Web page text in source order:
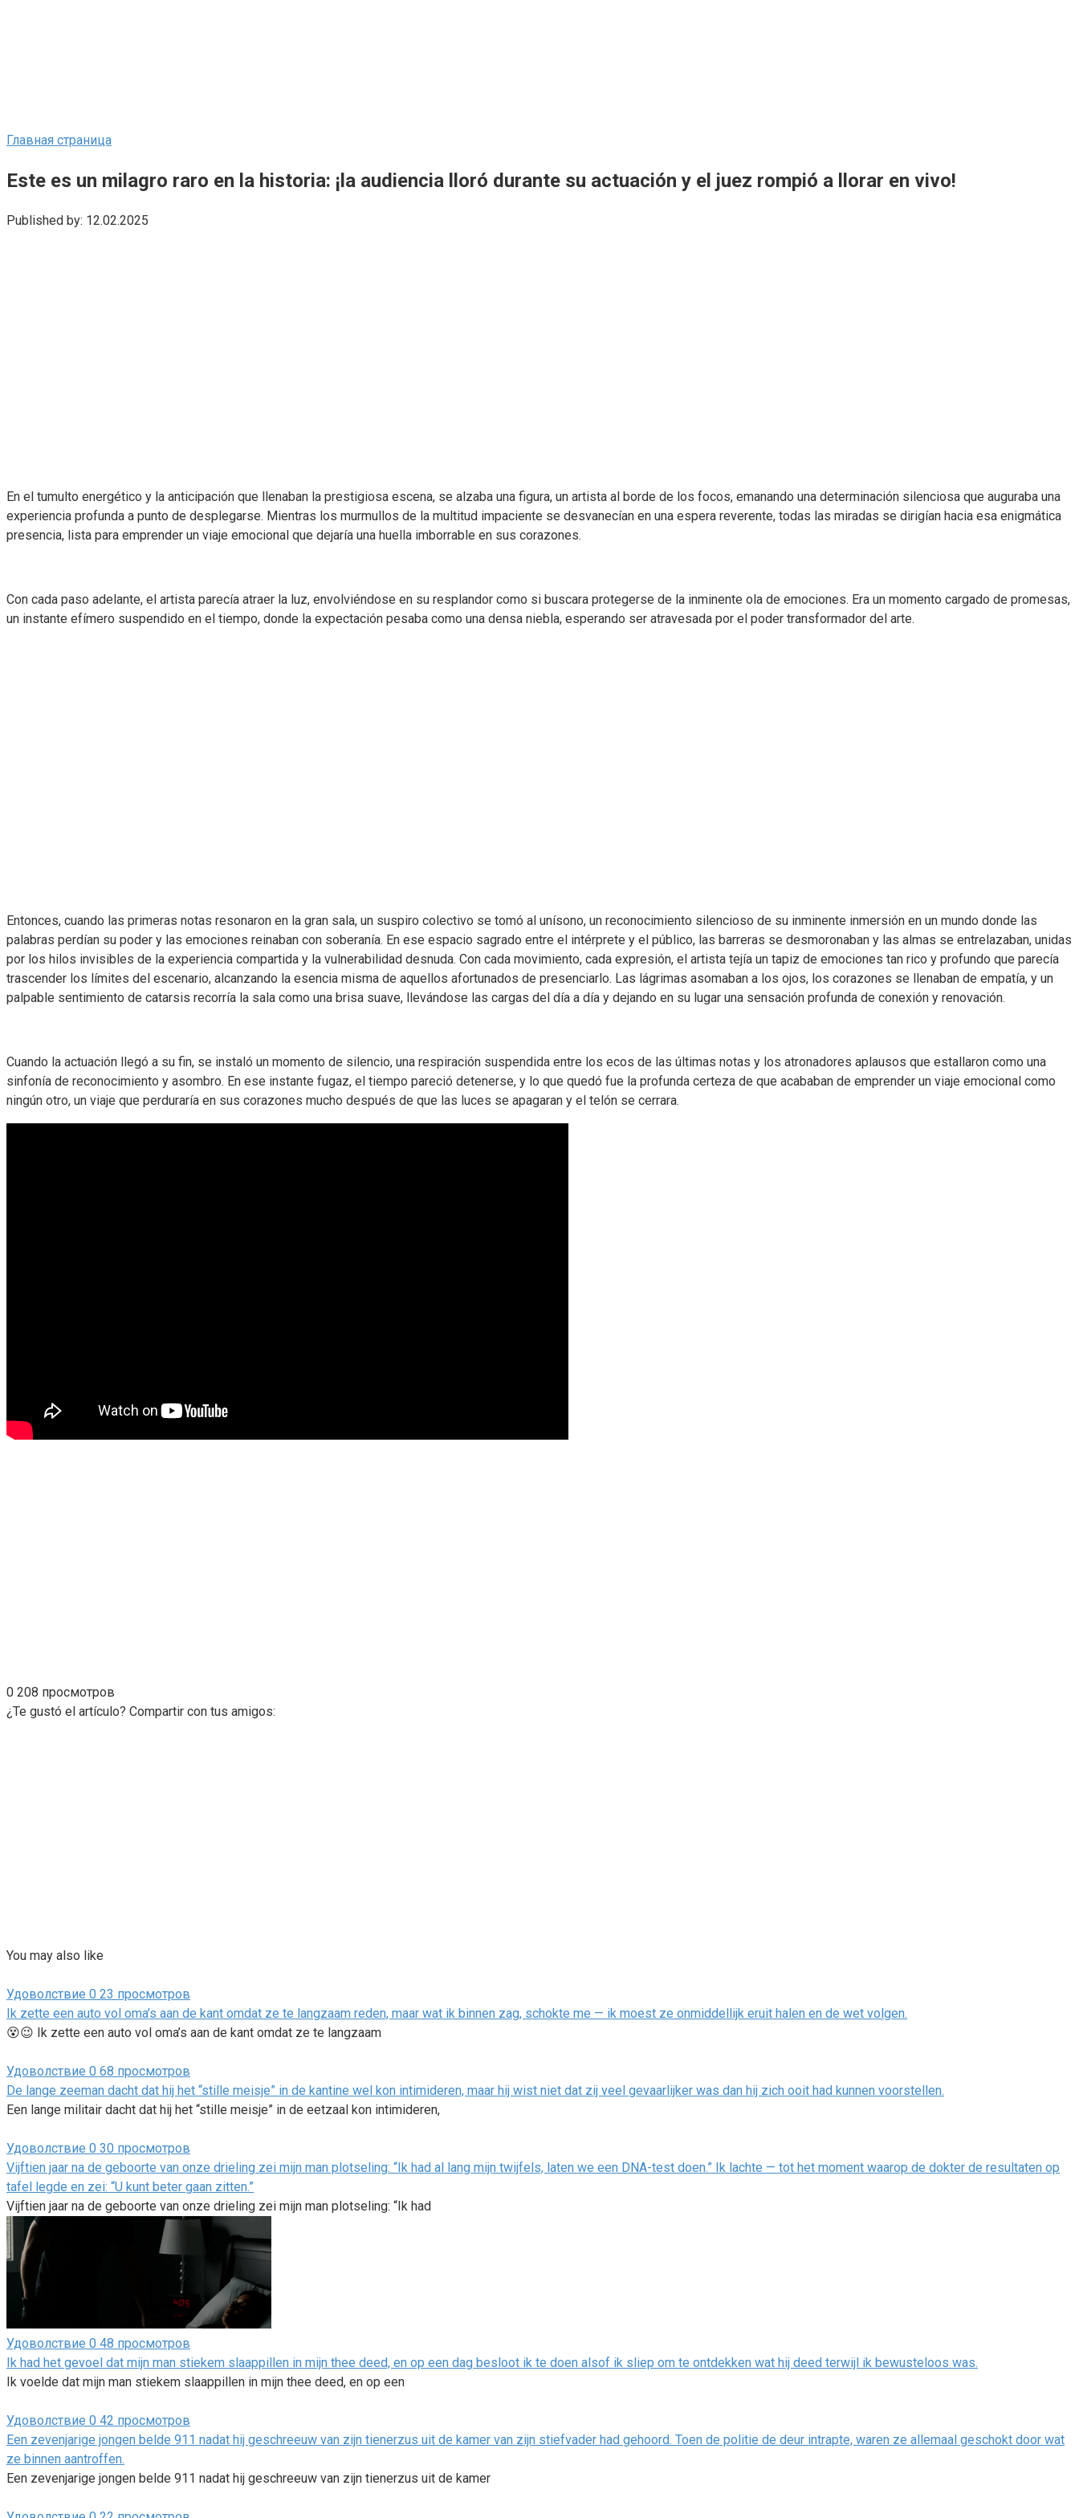
Главная страница
Este es un milagro raro en la historia: ¡la audiencia lloró durante su actuación y el juez rompió a llorar en vivo!
Published by: 12.02.2025
En el tumulto energético y la anticipación que llenaban la prestigiosa escena, se alzaba una figura, un artista al borde de los focos, emanando una determinación silenciosa que auguraba una
experiencia profunda a punto de desplegarse. Mientras los murmullos de la multitud impaciente se desvanecían en una espera reverente, todas las miradas se dirigían hacia esa enigmática
presencia, lista para emprender un viaje emocional que dejaría una huella imborrable en sus corazones.
Con cada paso adelante, el artista parecía atraer la luz, envolviéndose en su resplandor como si buscara protegerse de la inminente ola de emociones. Era un momento cargado de promesas,
un instante efímero suspendido en el tiempo, donde la expectación pesaba como una densa niebla, esperando ser atravesada por el poder transformador del arte.
Entonces, cuando las primeras notas resonaron en la gran sala, un suspiro colectivo se tomó al unísono, un reconocimiento silencioso de su inminente inmersión en un mundo donde las
palabras perdían su poder y las emociones reinaban con soberanía. En ese espacio sagrado entre el intérprete y el público, las barreras se desmoronaban y las almas se entrelazaban, unidas
por los hilos invisibles de la experiencia compartida y la vulnerabilidad desnuda. Con cada movimiento, cada expresión, el artista tejía un tapiz de emociones tan rico y profundo que parecía
trascender los límites del escenario, alcanzando la esencia misma de aquellos afortunados de presenciarlo. Las lágrimas asomaban a los ojos, los corazones se llenaban de empatía, y un
palpable sentimiento de catarsis recorría la sala como una brisa suave, llevándose las cargas del día a día y dejando en su lugar una sensación profunda de conexión y renovación.
Cuando la actuación llegó a su fin, se instaló un momento de silencio, una respiración suspendida entre los ecos de las últimas notas y los atronadores aplausos que estallaron como una
sinfonía de reconocimiento y asombro. En ese instante fugaz, el tiempo pareció detenerse, y lo que quedó fue la profunda certeza de que acababan de emprender un viaje emocional como
ningún otro, un viaje que perduraría en sus corazones mucho después de que las luces se apagaran y el telón se cerrara.
0 208 просмотров
¿Te gustó el artículo? Compartir con tus amigos:
You may also like
Удоволствие 0 23 просмотров
Ik zette een auto vol oma’s aan de kant omdat ze te langzaam reden, maar wat ik binnen zag, schokte me — ik moest ze onmiddellijk eruit halen en de wet volgen.
😵😉 Ik zette een auto vol oma’s aan de kant omdat ze te langzaam
Удоволствие 0 68 просмотров
De lange zeeman dacht dat hij het “stille meisje” in de kantine wel kon intimideren, maar hij wist niet dat zij veel gevaarlijker was dan hij zich ooit had kunnen voorstellen.
Een lange militair dacht dat hij het “stille meisje” in de eetzaal kon intimideren,
Удоволствие 0 30 просмотров
Vijftien jaar na de geboorte van onze drieling zei mijn man plotseling: “Ik had al lang mijn twijfels, laten we een DNA-test doen.” Ik lachte — tot het moment waarop de dokter de resultaten op
tafel legde en zei: “U kunt beter gaan zitten.”
Vijftien jaar na de geboorte van onze drieling zei mijn man plotseling: “Ik had
Удоволствие 0 48 просмотров
Ik had het gevoel dat mijn man stiekem slaappillen in mijn thee deed, en op een dag besloot ik te doen alsof ik sliep om te ontdekken wat hij deed terwijl ik bewusteloos was.
Ik voelde dat mijn man stiekem slaappillen in mijn thee deed, en op een
Удоволствие 0 42 просмотров
Een zevenjarige jongen belde 911 nadat hij geschreeuw van zijn tienerzus uit de kamer van zijn stiefvader had gehoord. Toen de politie de deur intrapte, waren ze allemaal geschokt door wat
ze binnen aantroffen.
Een zevenjarige jongen belde 911 nadat hij geschreeuw van zijn tienerzus uit de kamer